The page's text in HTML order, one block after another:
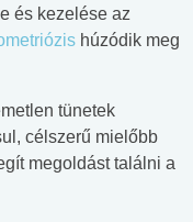
és kezelése az
húzódik meg
tünetek
célszerű mielőbb
megoldást találni a